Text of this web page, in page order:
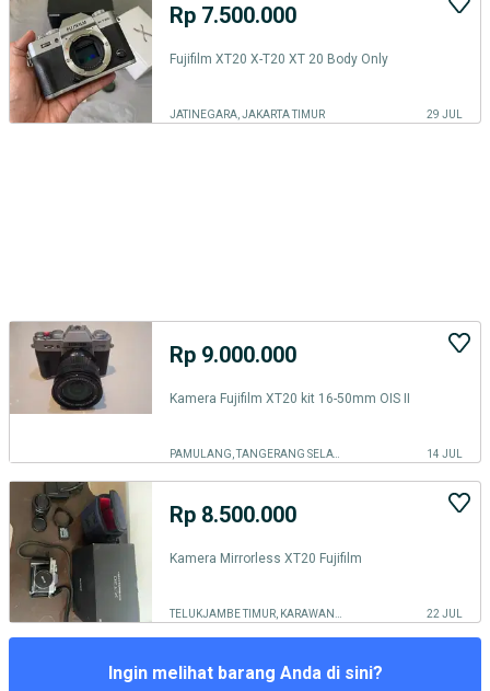
Rp 7.500.000
Fujifilm XT20 X-T20 XT 20 Body Only
JATINEGARA, JAKARTA TIMUR 29 JUL
Rp 9.000.000
Kamera Fujifilm XT20 kit 16-50mm OIS II
PAMULANG, TANGERANG SELATAN KOTA 14 JUL
Rp 8.500.000
Kamera Mirrorless XT20 Fujifilm
22 JUL
Ingin melihat barang Anda di sini?